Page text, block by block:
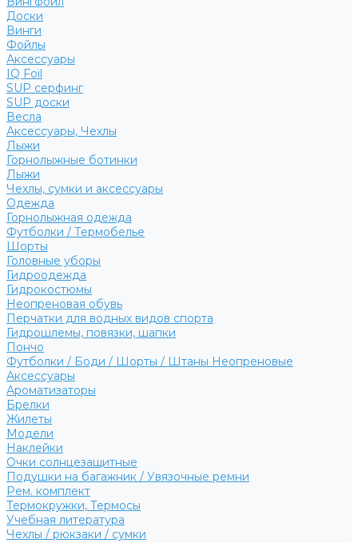
Доски
Винги
Фойлы
Аксессуары
IQ Foil
SUP серфинг
SUP доски
Весла
Аксессуары, Чехлы
Лыжи
Горнолыжные ботинки
Лыжи
Чехлы, сумки и аксессуары
Одежда
Горнолыжная одежда
Футболки / Термобелье
Шорты
Головные уборы
Гидроодежда
Гидрокостюмы
Неопреновая обувь
Перчатки для водных видов спорта
Гидрошлемы, повязки, шапки
Пончо
Футболки / Боди / Шорты / Штаны Неопреновые
Аксессуары
Ароматизаторы
Брелки
Жилеты
Модели
Наклейки
Очки солнцезащитные
Подушки на багажник / Увязочные ремни
Рем. комплект
Термокружки, Термосы
Учебная литература
Чехлы / рюкзаки / сумки